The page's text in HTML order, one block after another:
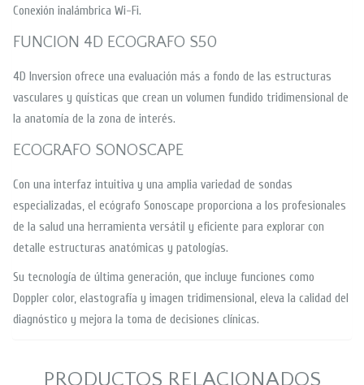
Conexión inalámbrica Wi-Fi.
FUNCION 4D ECOGRAFO S50
4D Inversion ofrece una evaluación más a fondo de las estructuras
vasculares y quísticas que crean un volumen fundido tridimensional de
la anatomía de la zona de interés.
ECOGRAFO SONOSCAPE
Con una interfaz intuitiva y una amplia variedad de sondas
especializadas, el ecógrafo Sonoscape proporciona a los profesionales
de la salud una herramienta versátil y eficiente para explorar con
detalle estructuras anatómicas y patologías.
Su tecnología de última generación, que incluye funciones como
Doppler color, elastografía y imagen tridimensional, eleva la calidad del
diagnóstico y mejora la toma de decisiones clínicas.
PRODUCTOS RELACIONADOS